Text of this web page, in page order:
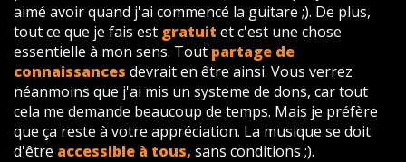
aimé avoir quand j'ai commencé la guitare ;). De plus,
tout ce que je fais est gratuit et c'est une chose
essentielle à mon sens. Tout partage de
connaissances devrait en être ainsi. Vous verrez
néanmoins que j'ai mis un systeme de dons, car tout
cela me demande beaucoup de temps. Mais je préfère
que ça reste à votre appréciation. La musique se doit
d'être accessible à tous, sans conditions ;).